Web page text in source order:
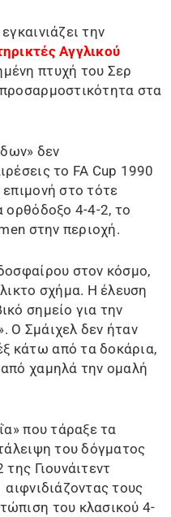
εγκαινιάζει την
Αγγλικού
πτυχή του Σερ
στα
δεν
το FA Cup 1990
στο τότε
ορθόδοξο 4-4-2, το
στην περιοχή.
στον κόσμο,
σχήμα. Η έλευση
σημείο για την
Ο Σμάιχελ δεν ήταν
κάτω από τα δοκάρια,
χαμηλά την ομαλή
που τάραξε τα
του δόγματος
Γιουνάιτεντ
τους
του κλασικού 4-